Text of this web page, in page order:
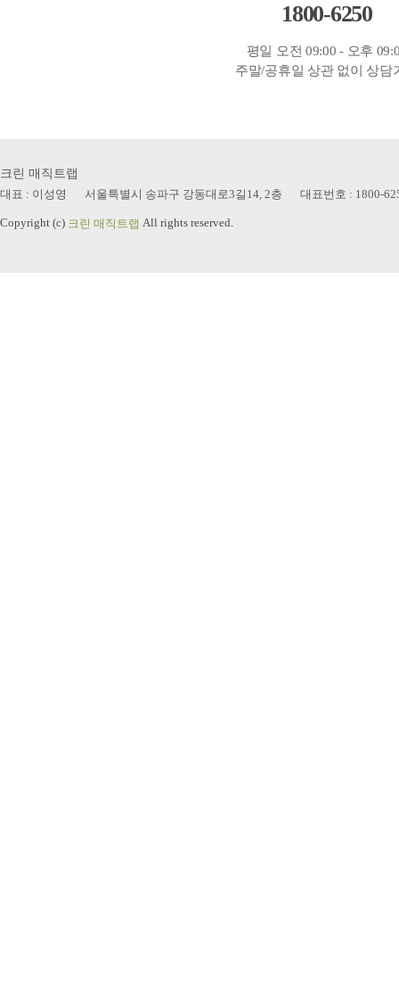
1800-6250
평일 오전 09:00 - 오후
주말/공휴일 상관 없이 상담
크린 매직트랩
대표 : 이성영
서울특별시 송파구 강동대로3길14, 2층 대표번호 : 1800-
Copyright (c) 크린 매직트랩 All rights reserved.